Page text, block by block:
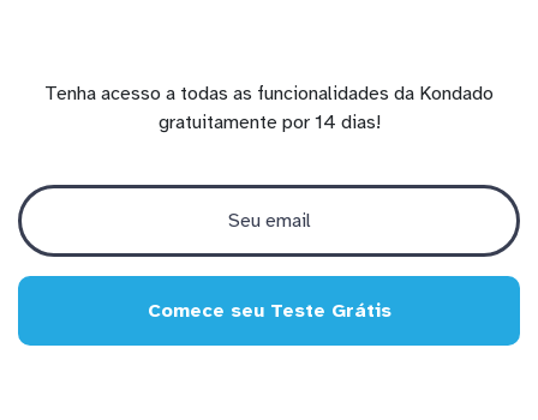
Tenha acesso a todas as funcionalidades da Kondado
gratuitamente por 14 dias!
Comece seu Teste Grátis